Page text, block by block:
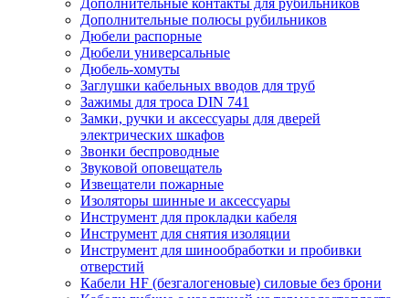
Дополнительные полюсы рубильников
Дюбели распорные
Дюбели универсальные
Дюбель-хомуты
Заглушки кабельных вводов для труб
Зажимы для троса DIN 741
Замки, ручки и аксессуары для дверей
электрических шкафов
Звонки беспроводные
Звуковой оповещатель
Извещатели пожарные
Изоляторы шинные и аксессуары
Инструмент для прокладки кабеля
Инструмент для снятия изоляции
Инструмент для шинообработки и пробивки
отверстий
Кабели HF (безгалогеновые) силовые без брони